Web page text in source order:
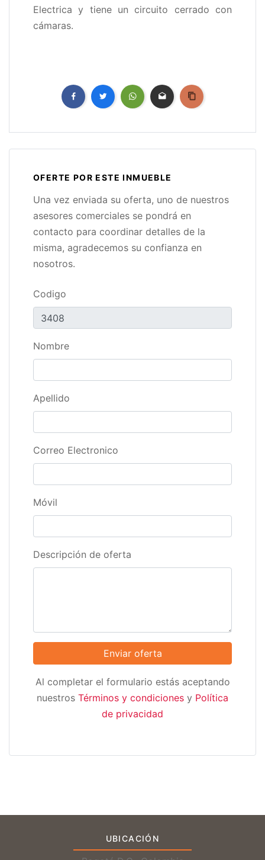
Electrica y tiene un circuito cerrado con
cámaras.
OFERTE POR ESTE INMUEBLE
Una vez enviada su oferta, uno de nuestros
asesores comerciales se pondrá en
contacto para coordinar detalles de la
misma, agradecemos su confianza en
nosotros.
Codigo
Nombre
Apellido
Correo Electronico
Móvil
Descripción de oferta
Al completar el formulario estás aceptando
nuestros Términos y condiciones y Política
de privacidad
UBICACIÓN